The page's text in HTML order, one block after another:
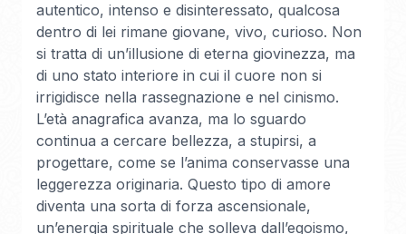
autentico, intenso e disinteressato, qualcosa
dentro di lei rimane giovane, vivo, curioso. Non
si tratta di un’illusione di eterna giovinezza, ma
di uno stato interiore in cui il cuore non si
irrigidisce nella rassegnazione e nel cinismo.
L’età anagrafica avanza, ma lo sguardo
continua a cercare bellezza, a stupirsi, a
progettare, come se l’anima conservasse una
leggerezza originaria. Questo tipo di amore
diventa una sorta di forza ascensionale,
un’energia spirituale che solleva dall’egoismo,